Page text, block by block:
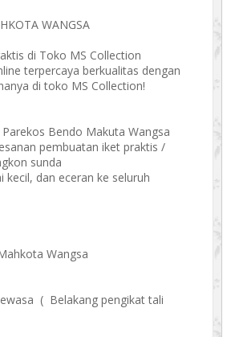
WANGSA
di Toko MS Collection
terpercaya berkualitas dengan
di toko MS Collection!
Bendo Makuta Wangsa
pembuatan iket praktis /
sunda
kecil, dan eceran ke seluruh
Wangsa
( Belakang pengikat tali